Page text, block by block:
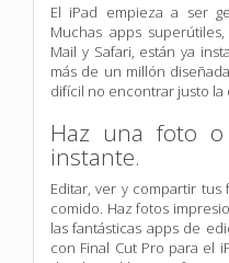
El iPad empieza a ser
Muchas apps
Mail y Safari, están ya
más de un millón
difícil no encontrar justo la
Haz una foto
instante.
Editar, ver y compartir
comido. Haz fotos
las fantásticas apps de
con Final Cut Pro para el